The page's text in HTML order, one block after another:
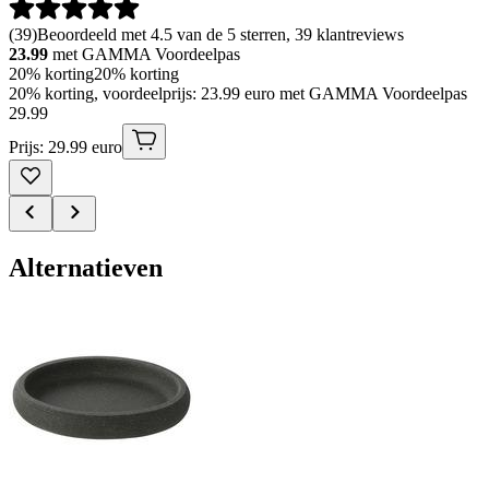
(39)Beoordeeld met 4.5 van de 5 sterren, 39 klantreviews
23.99 met GAMMA Voordeelpas
20% korting20% korting
20% korting, voordeelprijs: 23.99 euro met GAMMA Voordeelpas
29.99
Prijs: 29.99 euro
Alternatieven